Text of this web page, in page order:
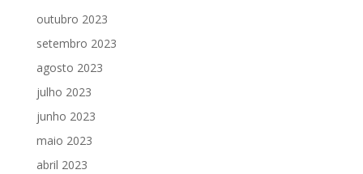
outubro 2023
setembro 2023
agosto 2023
julho 2023
junho 2023
maio 2023
abril 2023